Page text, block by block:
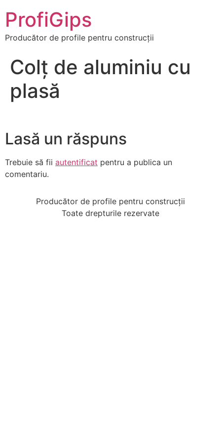
ProfiGips
Producător de profile pentru construcții
Colț de aluminiu cu
plasă
Lasă un răspuns
Trebuie să fii autentificat pentru a publica un
comentariu.
Producător de profile pentru construcții
Toate drepturile rezervate